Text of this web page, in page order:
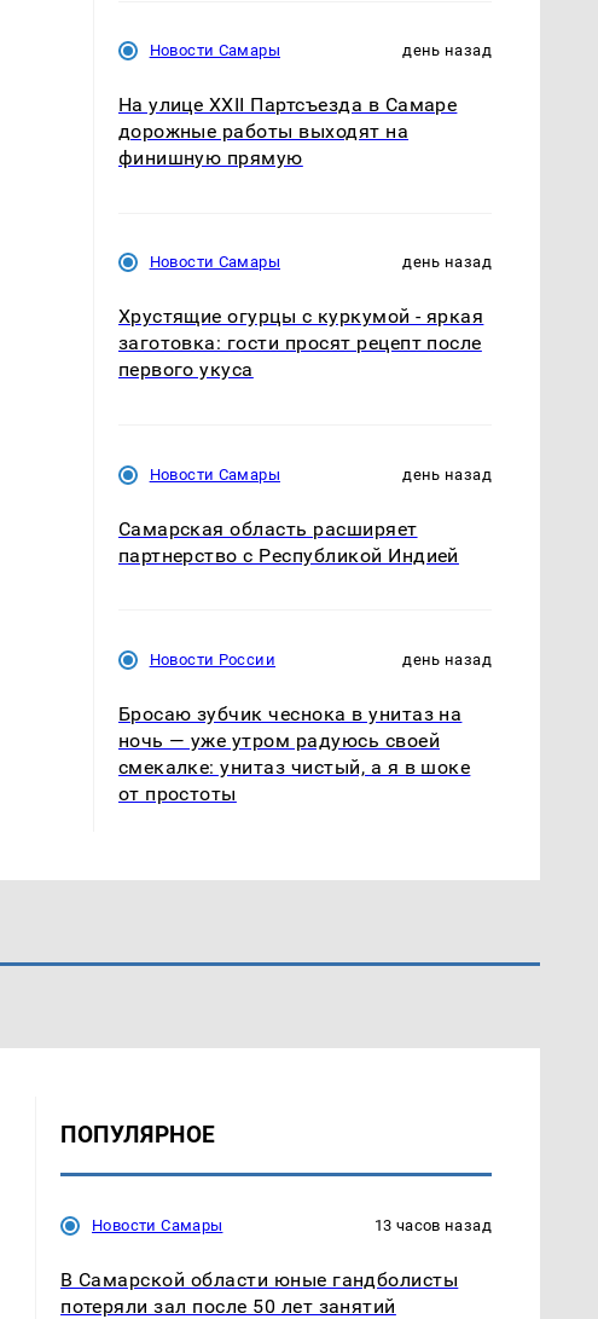
Новости Самары день назад
На улице XXII Партсъезда в Самаре
дорожные работы выходят на
финишную прямую
Новости Самары день назад
Хрустящие огурцы с куркумой - яркая
заготовка: гости просят рецепт после
первого укуса
Новости Самары день назад
Самарская область расширяет
партнерство с Республикой Индией
Новости России день назад
Бросаю зубчик чеснока в унитаз на
ночь — уже утром радуюсь своей
смекалке: унитаз чистый, а я в шоке
от простоты
ПОПУЛЯРНОЕ
Новости Самары 13 часов назад
В Самарской области юные гандболисты
потеряли зал после 50 лет занятий